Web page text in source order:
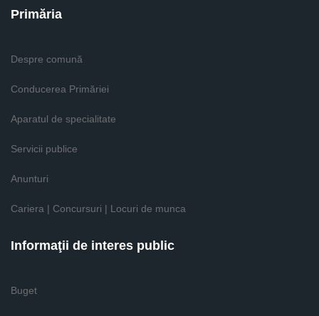
Primăria
Despre comună
Conducerea Primăriei
Aparatul de specialitate
Servicii publice
Anunturi
Cariera | Concursuri | Locuri de munca
Informaţii de interes public
Buget